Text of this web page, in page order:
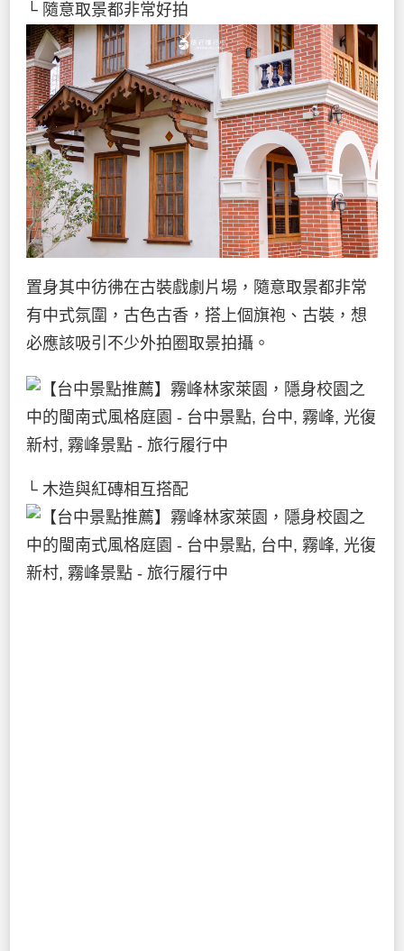
└ 隨意取景都非常好拍
置身其中彷彿在古裝戲劇片場，隨意取景都非常
有中式氛圍，古色古香，搭上個旗袍、古裝，想
必應該吸引不少外拍圈取景拍攝。
└ 木造與紅磚相互搭配